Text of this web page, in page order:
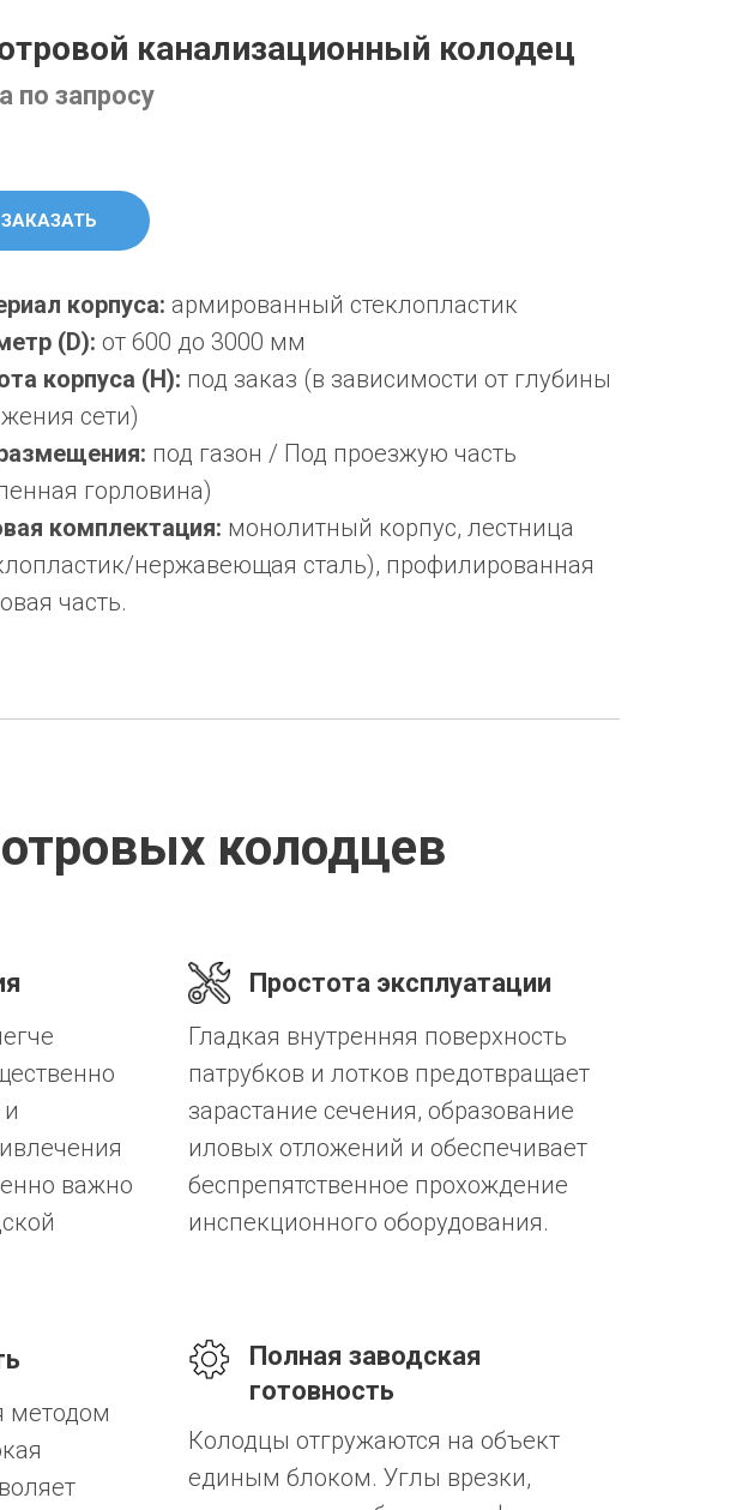
канализационный колодец
по запросу
ЗАКАЗАТЬ
корпуса: армированный стеклопластик
(D): от 600 до 3000 мм
корпуса (H): под заказ (в зависимости от глубины
сети)
под газон / Под проезжую часть
горловина)
комплектация: монолитный корпус, лестница
нержавеющая сталь), профилированная
часть.
колодцев
важно
Простота эксплуатации
Гладкая внутренняя поверхность
патрубков и лотков предотвращает
зарастание сечения, образование
иловых отложений и обеспечивает
беспрепятственное прохождение
инспекционного оборудования.
методом
Полная заводская
готовность
Колодцы отгружаются на объект
единым блоком. Углы врезки,